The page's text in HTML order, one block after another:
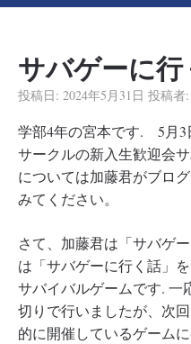
サバゲーに行
投稿日: 2024年5月31日 投稿者:
学部4年の宮本です. 5月3
サークルの新入生歓迎会
については加藤君がブロ
みてください。
さて、加藤君は「サバゲ
は「サバゲーに行く話」
サバイバルゲームです. 一
切りで行いましたが、次
的に開催しているゲーム